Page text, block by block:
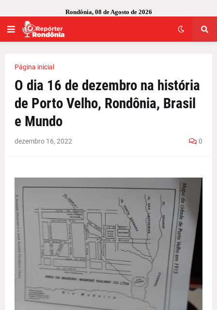
Rondônia, 08 de Agosto de 2026
Página inicial
O dia 16 de dezembro na história
de Porto Velho, Rondônia, Brasil
e Mundo
dezembro 16, 2022 0